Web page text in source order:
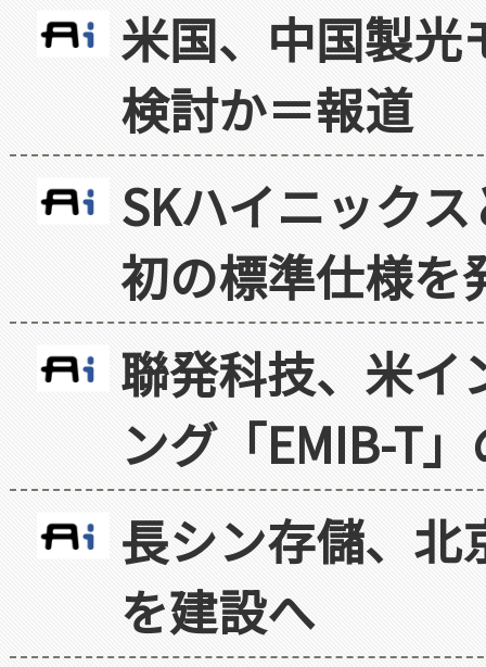
米国、中国製光
検討か＝報道
SKハイニック
初の標準仕様を
聯発科技、米イ
ング「EMIB-T
長シン存儲、北
を建設へ